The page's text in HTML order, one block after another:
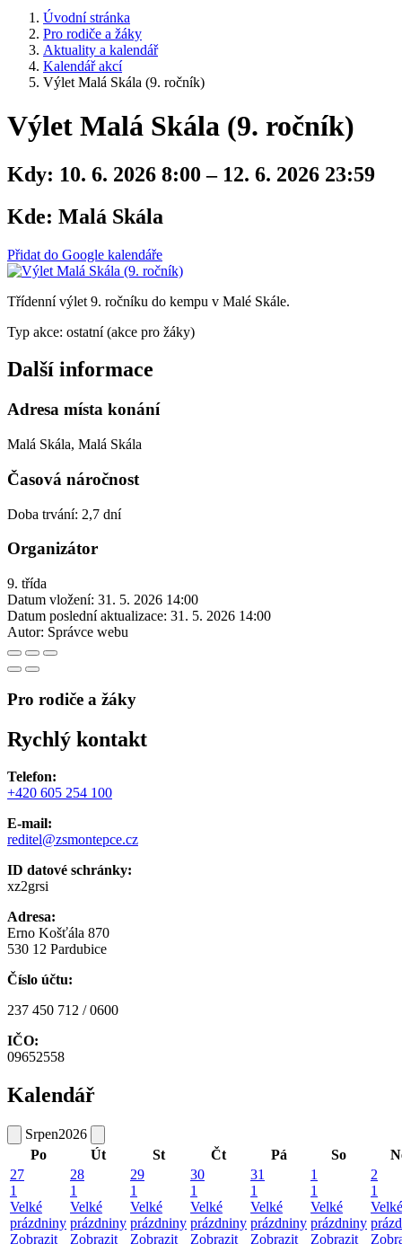
Úvodní stránka
Pro rodiče a žáky
Aktuality a kalendář
Kalendář akcí
Výlet Malá Skála (9. ročník)
Výlet Malá Skála (9. ročník)
Kdy: 10. 6. 2026 8:00 – 12. 6. 2026 23:59
Kde: Malá Skála
Přidat do Google kalendáře
Třídenní výlet 9. ročníku do kempu v Malé Skále.
Typ akce: ostatní (akce pro žáky)
Další informace
Adresa místa konání
Malá Skála, Malá Skála
Časová náročnost
Doba trvání: 2,7 dní
Organizátor
9. třída
Datum vložení: 31. 5. 2026 14:00
Datum poslední aktualizace: 31. 5. 2026 14:00
Autor: Správce webu
Pro rodiče a žáky
Rychlý kontakt
Telefon:
+420 605 254 100
E-mail:
reditel@zsmontepce.cz
ID datové schránky:
xz2grsi
Adresa:
Erno Košťála 870
530 12 Pardubice
Číslo účtu:
237 450 712 / 0600
IČO:
09652558
Kalendář
Srpen2026
Po
Út St Čt Pá So
27
1
Velké
prázdniny
Zobrazit
28
1
Velké
prázdniny
Zobrazit
29
1
Velké
prázdniny
Zobrazit
30
1
Velké
prázdniny
Zobrazit
31
1
Velké
prázdniny
Zobrazit
1
1
Velké
prázdniny
Zobrazit
2
1
Velké